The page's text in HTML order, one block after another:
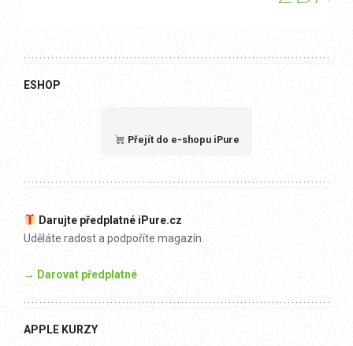
ESHOP
Přejít do e-shopu iPure
Darujte předplatné iPure.cz
Uděláte radost a podpoříte magazín.
→ Darovat předplatné
APPLE KURZY